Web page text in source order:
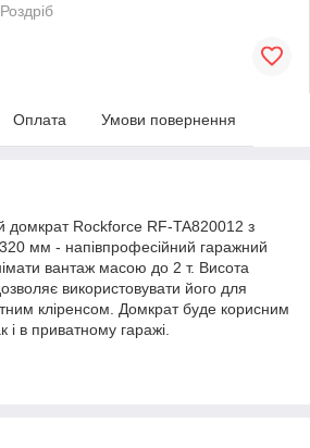
Роздріб
Оплата Умови повернення
домкрат Rockforce RF-TA820012 з
мм - напівпрофесійний гаражний
вантаж масою до 2 т. Висота
використовувати його для
кліренсом. Домкрат буде корисним
і в приватному гаражі.